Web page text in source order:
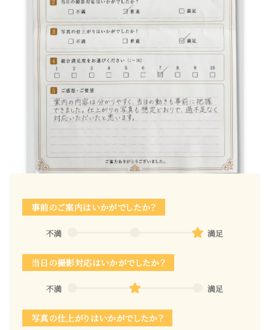
事前のご案内はいかがでしたか？
不満 満足
当日の撮影対応はいかがでしたか？
不満 満足
写真の仕上がりはいかがでしたか？